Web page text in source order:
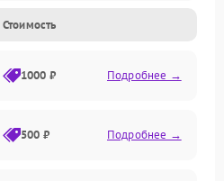
Стоимость
1000 ₽ Подробнее →
500 ₽ Подробнее →